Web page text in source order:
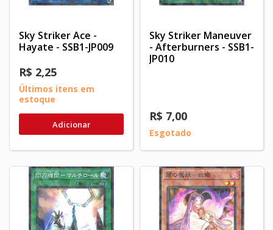
Sky Striker Ace -
Hayate - SSB1-JP009
R$ 2,25
Últimos itens em
estoque
Adicionar
Sky Striker Maneuver
- Afterburners - SSB1-
JP010
R$ 7,00
Esgotado